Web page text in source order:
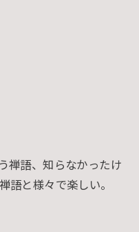
禅語、知らなかったけ
語と様々で楽しい。